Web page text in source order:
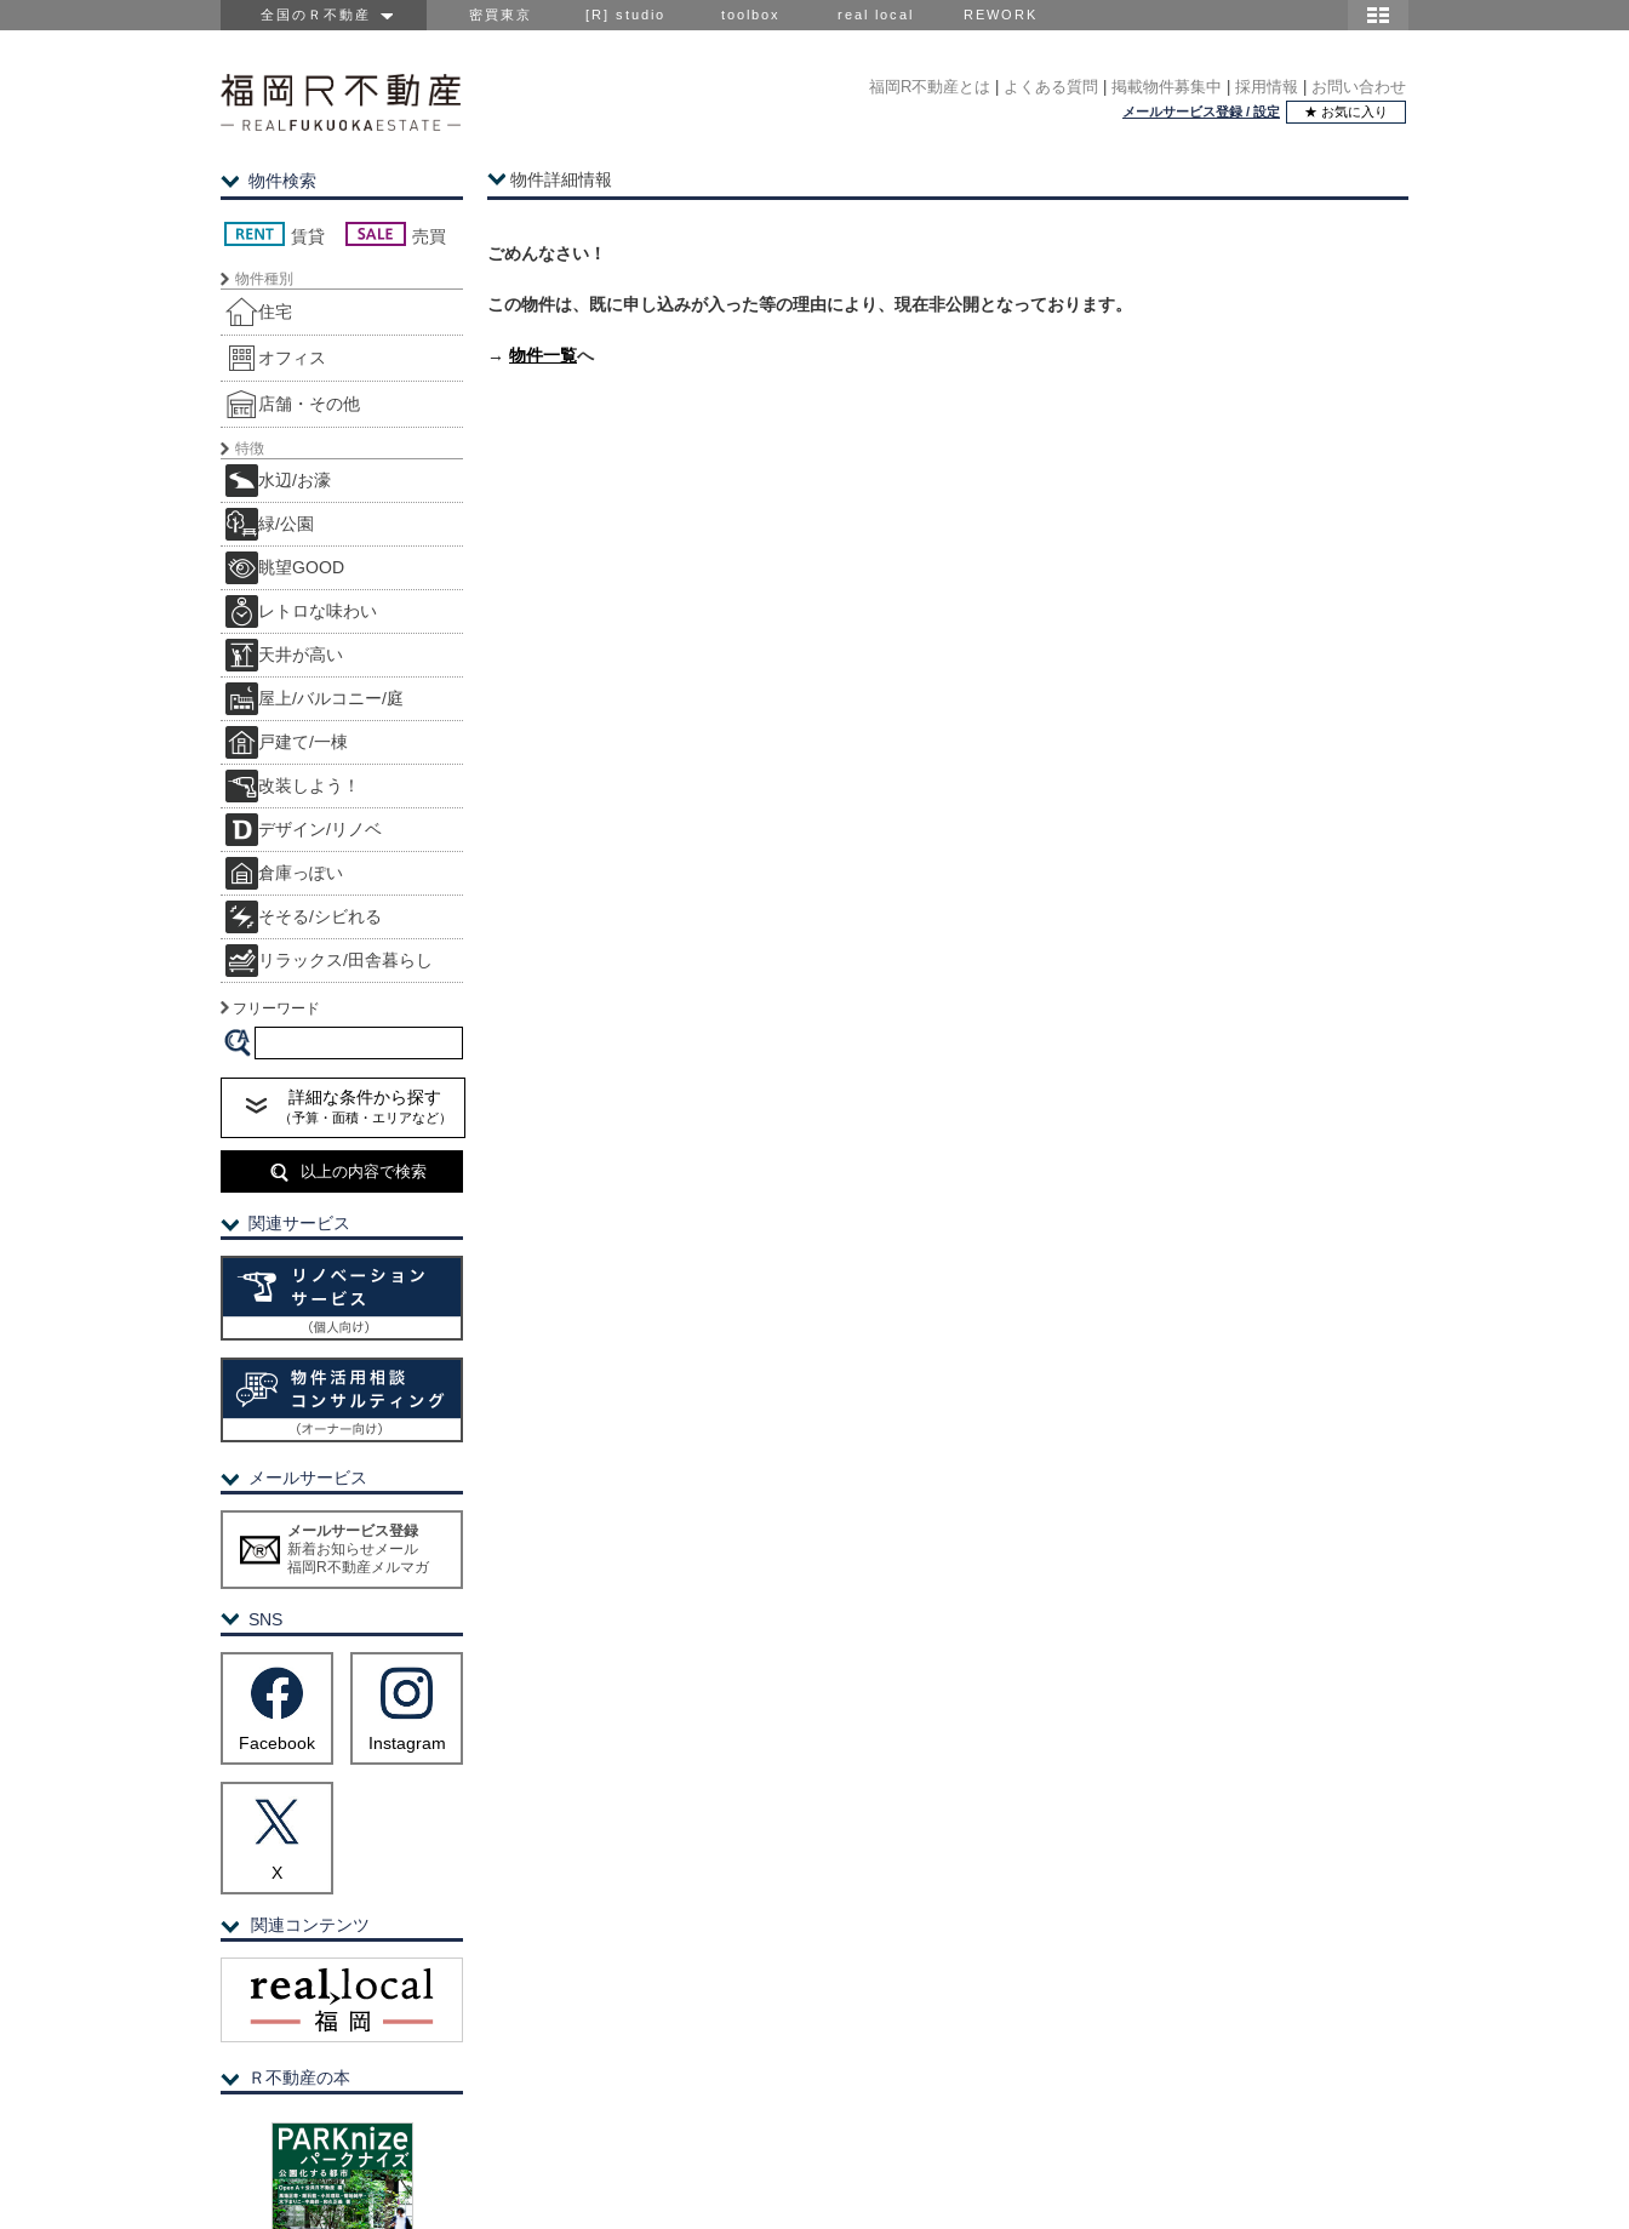
全国のＲ不動産 密買東京 [R] studio toolbox real local REWORK
福岡R不動産とは よくある質問 掲載物件募集中 採用情報 お問い合わせ
メールサービス登録 / 設定 ★ お気に入り
物件詳細情報
ごめんなさい！
この物件は、既に申し込みが入った等の理由により、現在非公開となっております。
→ 物件一覧へ
物件検索
賃貸 売買
物件種別
住宅
オフィス
店舗・その他
特徴
水辺/お濠
緑/公園
眺望GOOD
レトロな味わい
天井が高い
屋上/バルコニー/庭
戸建て/一棟
改装しよう！
デザイン/リノベ
倉庫っぽい
そそる/シビれる
リラックス/田舎暮らし
フリーワード
詳細な条件から探す
（予算・面積・エリアなど）
以上の内容で検索
関連サービス
メールサービス
メールサービス登録
新着お知らせメール
福岡R不動産メルマガ
SNS
Facebook Instagram
X
関連コンテンツ
Ｒ不動産の本